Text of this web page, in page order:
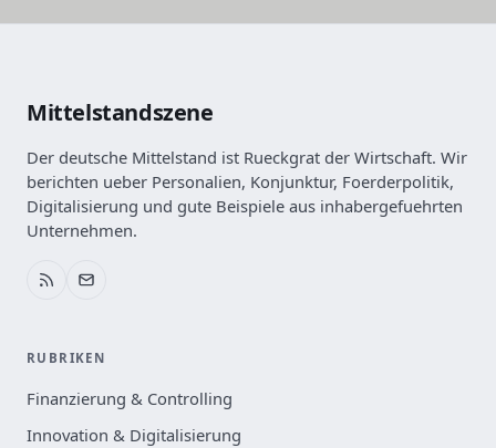
Mittelstandszene
Der deutsche Mittelstand ist Rueckgrat der Wirtschaft. Wir
berichten ueber Personalien, Konjunktur, Foerderpolitik,
Digitalisierung und gute Beispiele aus inhabergefuehrten
Unternehmen.
RUBRIKEN
Finanzierung & Controlling
Innovation & Digitalisierung